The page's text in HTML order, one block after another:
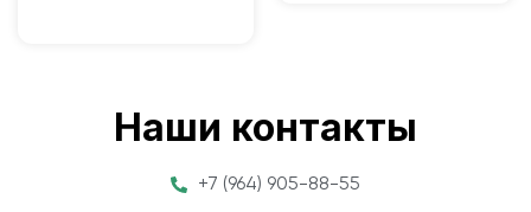
Наши контакты
+7 (964) 905-88-55